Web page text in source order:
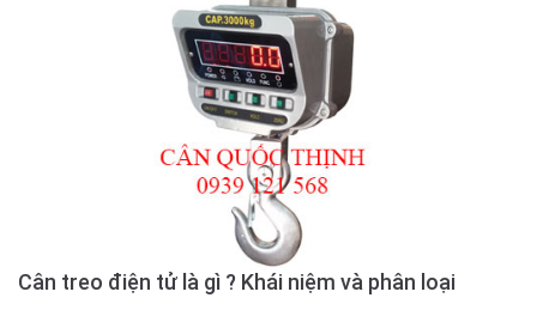
Cân treo điện tử là gì ? Khái niệm và phân loại